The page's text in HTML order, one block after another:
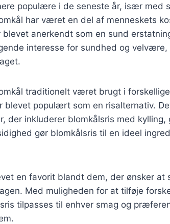
populære i de seneste år, især med
har været en del af menneskets
anerkendt som en sund
interesse for sundhed og
traditionelt været brugt i
blevet populært som en risalternativ.
der inkluderer blomkålsris med kylling,
gør blomkålsris til en ideel
en favorit blandt dem, der ønsker at
Med muligheden for at tilføje
tilpasses til enhver smag og